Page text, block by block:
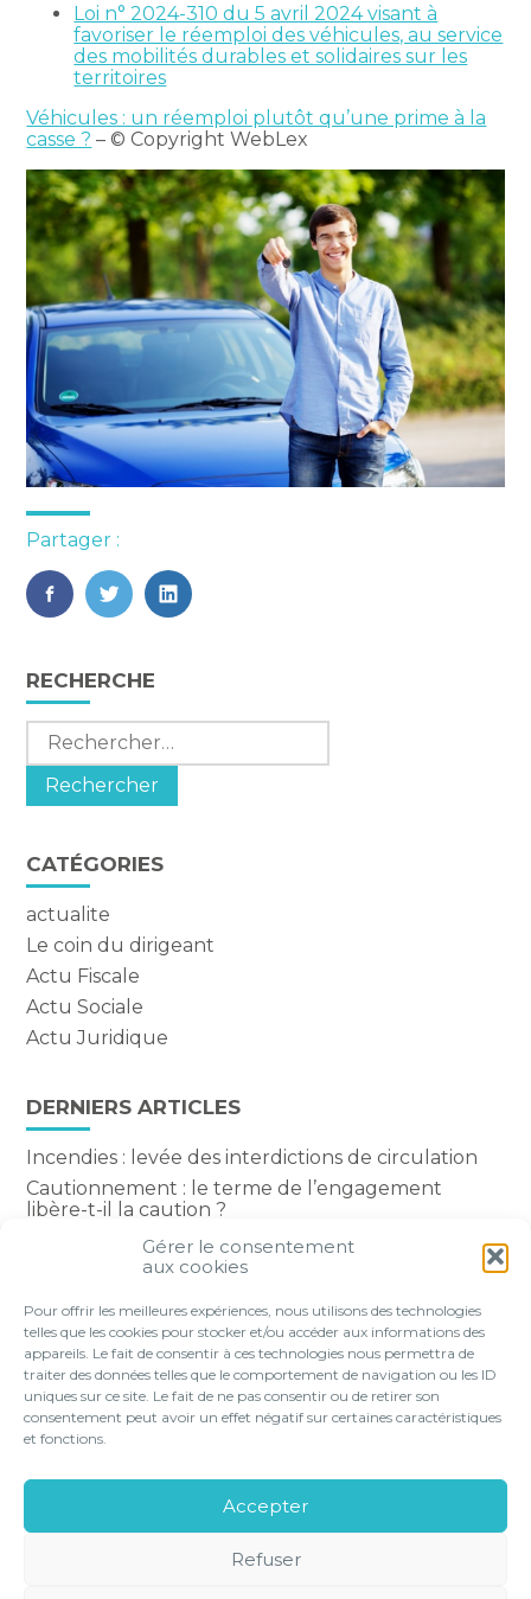
Gérer le consentement
aux cookies
Pour offrir les meilleures expériences, nous utilisons des technologies
telles que les cookies pour stocker et/ou accéder aux informations des
appareils. Le fait de consentir à ces technologies nous permettra de
traiter des données telles que le comportement de navigation ou les ID
uniques sur ce site. Le fait de ne pas consentir ou de retirer son
consentement peut avoir un effet négatif sur certaines caractéristiques
et fonctions.
Accepter
Refuser
Loi n° 2024-310 du 5 avril 2024 visant à
favoriser le réemploi des véhicules, au service
des mobilités durables et solidaires sur les
territoires
Véhicules : un réemploi plutôt qu’une prime à la
casse ? – © Copyright WebLex
Partager :
FaceBook
TwitterLinkedIn
Blog
sidebar
RECHERCHE
Rechercher :
CATÉGORIES
actualite
Le coin du dirigeant
Actu Fiscale
Actu Sociale
Actu Juridique
DERNIERS ARTICLES
Incendies : levée des interdictions de circulation
Cautionnement : le terme de l’engagement
libère-t-il la caution ?
Transport fluvial de marchandises : une aide
financière bienvenue
comptent-elles ?
Footer
NOS SOLUTIONS EN LIGNE
LE CABINET
CONTACT